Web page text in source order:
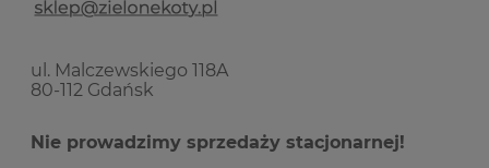
ul. Malczewskiego 118A
80-112 Gdańsk
Nie prowadzimy sprzedaży stacjonarnej!